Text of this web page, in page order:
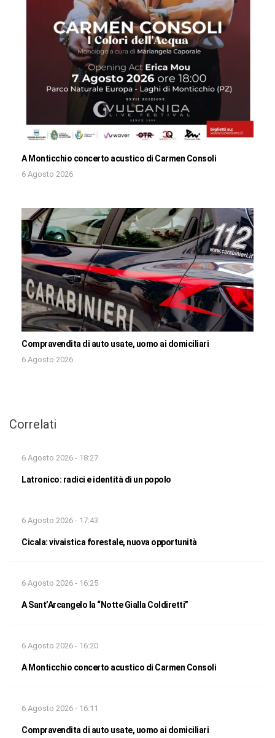
A Monticchio concerto acustico di Carmen Consoli
6 Agosto 2026
Compravendita di auto usate, uomo ai domiciliari
6 Agosto 2026
Correlati
6 Agosto 2026 - 18:27
Latronico: radici e identità di un popolo
6 Agosto 2026 - 17:43
Cicala: vivaistica forestale, nuova opportunità
6 Agosto 2026 - 16:25
A Sant’Arcangelo la “Notte Gialla Coldiretti”
6 Agosto 2026 - 16:20
A Monticchio concerto acustico di Carmen Consoli
6 Agosto 2026 - 16:11
Compravendita di auto usate, uomo ai domiciliari